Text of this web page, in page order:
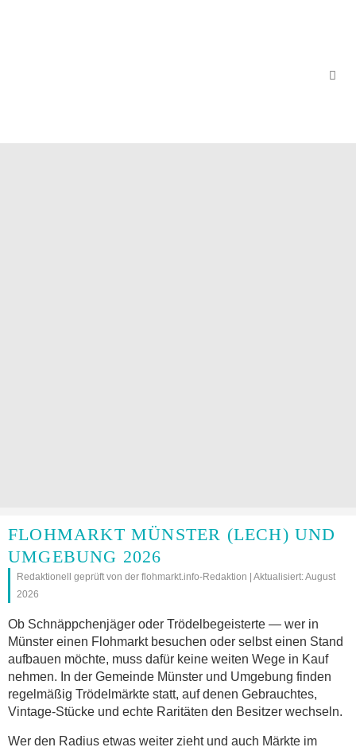
FLOHMARKT MÜNSTER (LECH) UND
UMGEBUNG 2026
Redaktionell geprüft von der flohmarkt.info-Redaktion | Aktualisiert: August
2026
Ob Schnäppchenjäger oder Trödelbegeisterte — wer in
Münster einen Flohmarkt besuchen oder selbst einen Stand
aufbauen möchte, muss dafür keine weiten Wege in Kauf
nehmen. In der Gemeinde Münster und Umgebung finden
regelmäßig Trödelmärkte statt, auf denen Gebrauchtes,
Vintage-Stücke und echte Raritäten den Besitzer wechseln.
Wer den Radius etwas weiter zieht und auch Märkte im